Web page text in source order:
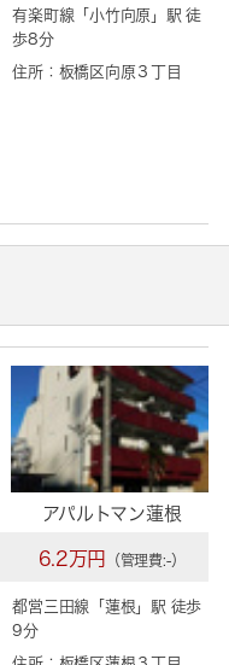
有楽町線「小竹向原 」駅 徒
歩8分
住所：板橋区向原３丁目
アパルトマン蓮根
6.2万円 （管理費:-）
都営三田線「 蓮根 」駅 徒歩
9分